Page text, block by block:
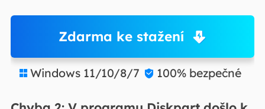
Zdarma ke stažení
 Windows 11/10/8/7  100% bezpečné